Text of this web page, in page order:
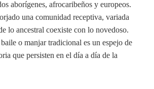
aborígenes, afrocaribeños y europeos.
una comunidad receptiva, variada
lo ancestral coexiste con lo novedoso.
o manjar tradicional es un espejo de
que persisten en el día a día de la